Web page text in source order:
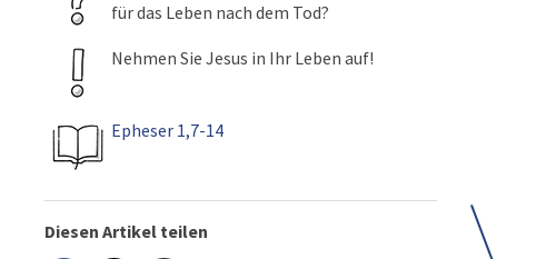
für das Leben nach dem Tod?
Nehmen Sie Jesus in Ihr Leben auf!
Epheser 1,7-14
Diesen Artikel teilen